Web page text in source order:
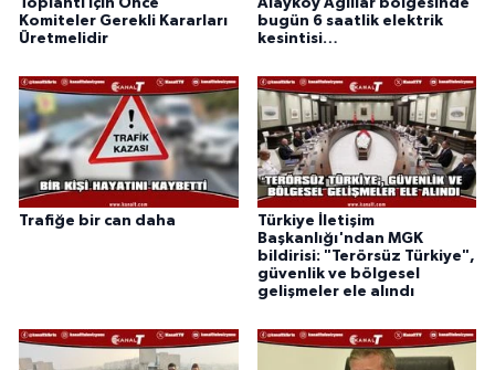
Toplantı İçin Önce
Komiteler Gerekli Kararları
Üretmelidir
Alayköy Ağıllar bölgesinde
bugün 6 saatlik elektrik
kesintisi…
Trafiğe bir can daha
Türkiye İletişim
Başkanlığı'ndan MGK
bildirisi: "Terörsüz Türkiye",
güvenlik ve bölgesel
gelişmeler ele alındı